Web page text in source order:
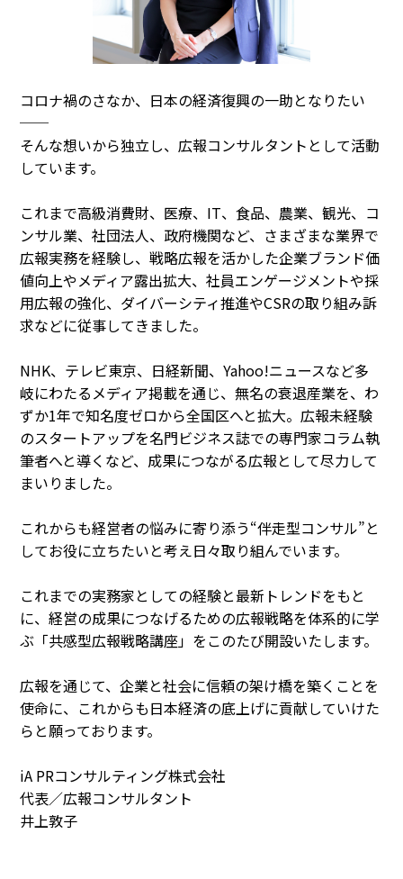
コロナ禍のさなか、日本の経済復興の一助となりたい
──
そんな想いから独立し、広報コンサルタントとして活動
しています。
これまで高級消費財、医療、IT、食品、農業、観光、コ
ンサル業、社団法人、政府機関など、さまざまな業界で
広報実務を経験し、戦略広報を活かした企業ブランド価
値向上やメディア露出拡大、社員エンゲージメントや採
用広報の強化、ダイバーシティ推進やCSRの取り組み訴
求などに従事してきました。
NHK、テレビ東京、日経新聞、Yahoo!ニュースなど多
岐にわたるメディア掲載を通じ、無名の衰退産業を、わ
ずか1年で知名度ゼロから全国区へと拡大。広報未経験
のスタートアップを名門ビジネス誌での専門家コラム執
筆者へと導くなど、成果につながる広報として尽力して
まいりました。
これからも経営者の悩みに寄り添う“伴走型コンサル”と
してお役に立ちたいと考え日々取り組んでいます。
これまでの実務家としての経験と最新トレンドをもと
に、経営の成果につなげるための広報戦略を体系的に学
ぶ「共感型広報戦略講座」をこのたび開設いたします。
広報を通じて、企業と社会に信頼の架け橋を築くことを
使命に、これからも日本経済の底上げに貢献していけた
らと願っております。
iA PRコンサルティング株式会社
代表／広報コンサルタント
井上敦子